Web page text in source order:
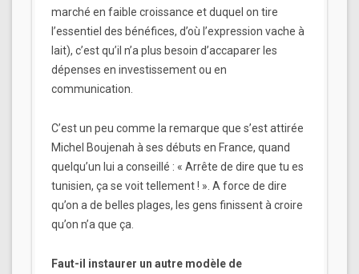
marché en faible croissance et duquel on tire
l’essentiel des bénéfices, d’où l’expression vache à
lait), c’est qu’il n’a plus besoin d’accaparer les
dépenses en investissement ou en
communication.
C’est un peu comme la remarque que s’est attirée
Michel Boujenah à ses débuts en France, quand
quelqu’un lui a conseillé : « Arrête de dire que tu es
tunisien, ça se voit tellement ! ». A force de dire
qu’on a de belles plages, les gens finissent à croire
qu’on n’a que ça.
Faut-il instaurer un autre modèle de